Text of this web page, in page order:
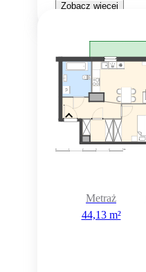
Zobacz więcej
Metraż
44,13 m²